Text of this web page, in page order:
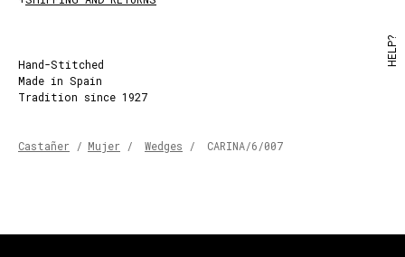
Hand-Stitched
Made in Spain
Tradition since 1927
Castañer / Mujer / Wedges / CARINA/6/007
HELP?